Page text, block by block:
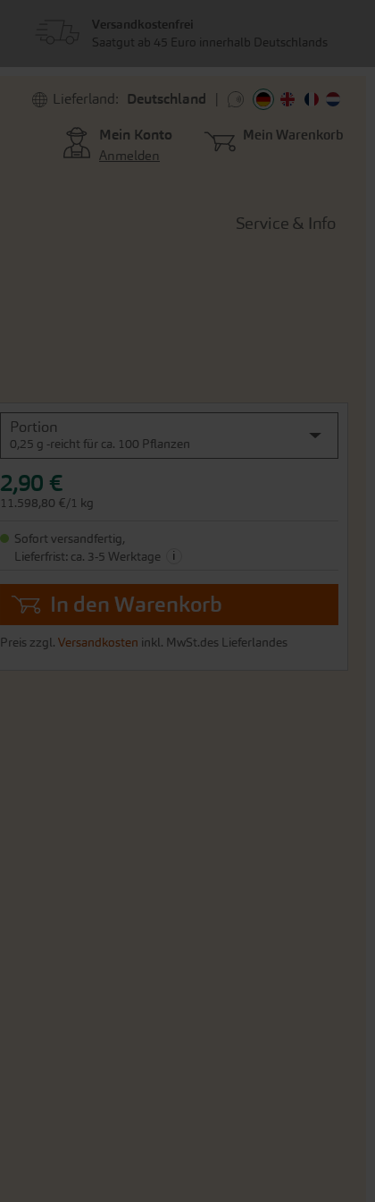
Lieferland: Deutschland
Mein Konto
Anmelden
Mein Warenkorb
Service & Info
Portion
0,25 g -reicht für ca. 100 Pflanzen
2,90 €
11.598,80 €/1 kg
Sofort versandfertig,
Lieferfrist: ca. 3-5 Werktage
i
In den Warenkorb
Preis zzgl. Versandkosten inkl. MwSt.des Lieferlandes
Versandkostenfrei
Saatgut ab 45 Euro innerhalb Deutschlands